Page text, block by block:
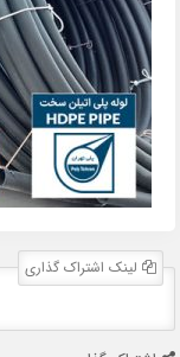
لینک اشتراک گذاری